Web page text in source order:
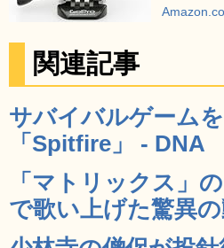
関連記事
サバイバルゲーム
「Spitfire」 - DNA
「マトリックス」
で歌い上げた驚異